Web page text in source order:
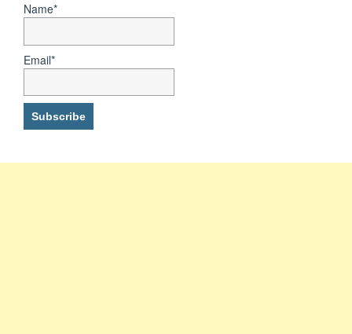
Name*
Email*